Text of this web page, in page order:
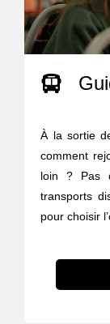
À la sortie
comment
loin ? Pas
transports
pour choisir